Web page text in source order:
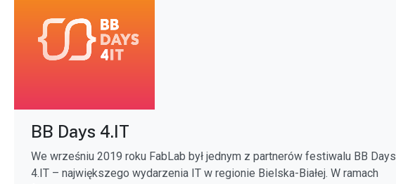
BB Days 4.IT
We wrześniu 2019 roku FabLab był jednym z partnerów festiwalu BB Days
4.IT – największego wydarzenia IT w regionie Bielska-Białej. W ramach